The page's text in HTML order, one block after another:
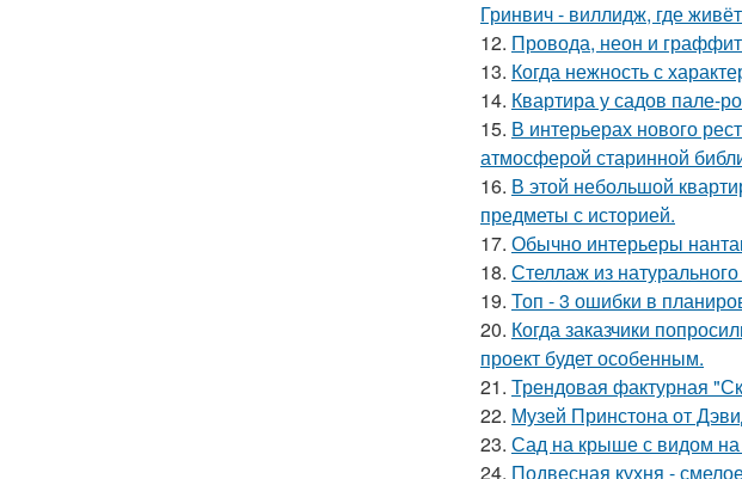
Гринвич - виллидж, где
12. Провода, неон и
13. Когда нежность с
14. Квартира у садов пале-
15. В интерьерах нового
атмосферой старинной
16. В этой небольшой
предметы с историей.
17. Обычно интерьеры
18. Стеллаж из
19. Топ - 3 ошибки в
20. Когда заказчики
проект будет особенным.
21. Трендовая фактурная
22. Музей Принстона от
23. Сад на крыше с видом на
24. Подвесная кухня -